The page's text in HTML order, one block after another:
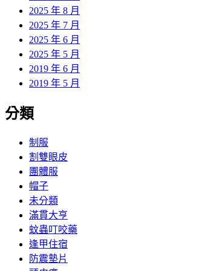
2025 年 8 月
2025 年 7 月
2025 年 6 月
2025 年 5 月
2019 年 6 月
2019 年 5 月
分類
制服
割雙眼皮
團體服
帽子
未分類
滿貫大亨
蚊蟲叮咬藥
逢甲住宿
防震墊片